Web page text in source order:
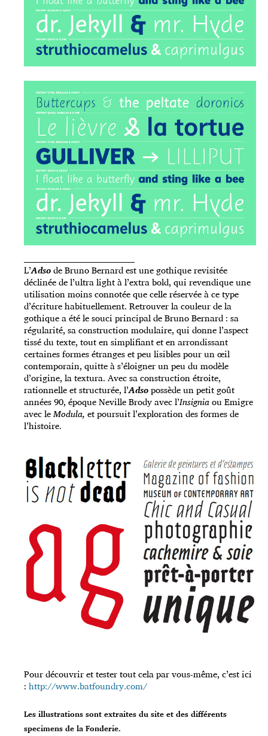
L’Adsode Bruno Bernard est une gothique revisitée
déclinée de l’ultra light à l’extra bold, qui revendique une
utilisation moins connotée que celle réservée à ce type
d’écriture habituellement. Retrouver la couleur de la
gothique a été le souci principal de Bruno Bernard : sa
régularité, sa construction modulaire, qui donne l’aspect
tissé du texte, tout en simplifiant et en arrondissant
certaines formes étranges et peu lisibles pour un œil
contemporain, quitte à s’éloigner un peu du modèle
d’origine, la textura. Avec sa construction étroite,
rationnelle et structurée, l’Adsopossède un petit goût
années 90, époque Neville Brody avec l’Insigniaou Emigre
avec leModula, et poursuit l’exploration des formes de
l’histoire.
Pour découvrir et tester tout cela par vous-même, c’est ici
: http://www.batfoundry.com/
Les illustrations sont extraites du site et des différents
specimens de la Fonderie.